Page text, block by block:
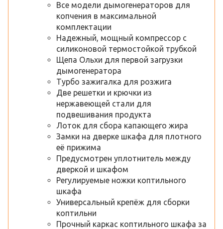
Все модели дымогенераторов для
копчения в максимальной
комплектации
Надежный, мощный компрессор с
силиконовой термостойкой трубкой
Щепа Ольхи для первой загрузки
дымогенератора
Турбо зажигалка для розжига
Две решетки и крючки из
нержавеющей стали для
подвешивания продукта
Лоток для сбора капающего жира
Замки на дверке шкафа для плотного
её прижима
Предусмотрен уплотнитель между
дверкой и шкафом
Регулируемые ножки коптильного
шкафа
Универсальный крепёж для сборки
коптильни
Прочный каркас коптильного шкафа за